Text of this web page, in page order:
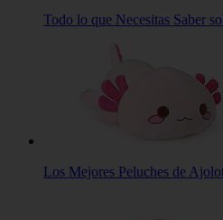
Todo lo que Necesitas Saber
Los Mejores Peluches de